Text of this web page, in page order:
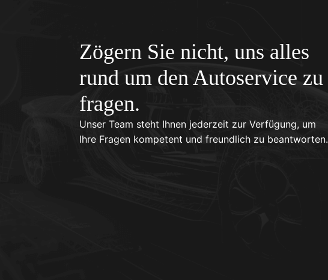
Zögern Sie nicht, uns alles
rund um den Autoservice zu
fragen.
Unser Team steht Ihnen jederzeit zur Verfügung, um
Ihre Fragen kompetent und freundlich zu beantworten.